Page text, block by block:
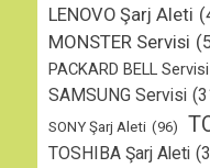
LENOVO Şarj Aleti
MONSTER Servisi
PACKARD BELL Servisi
SAMSUNG Servisi
SONY Şarj Aleti (96)
TOSHIBA Şarj Aleti